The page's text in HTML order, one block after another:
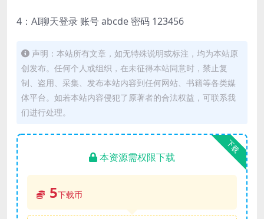
4：AI聊天登录 账号 abcde 密码 123456
声明：本站所有文章，如无特殊说明或标注，均为本站原
创发布。任何个人或组织，在未征得本站同意时，禁止复
制、盗用、采集、发布本站内容到任何网站、书籍等各类媒
体平台。如若本站内容侵犯了原著者的合法权益，可联系我
们进行处理。
下载
本资源需权限下载
5下载币